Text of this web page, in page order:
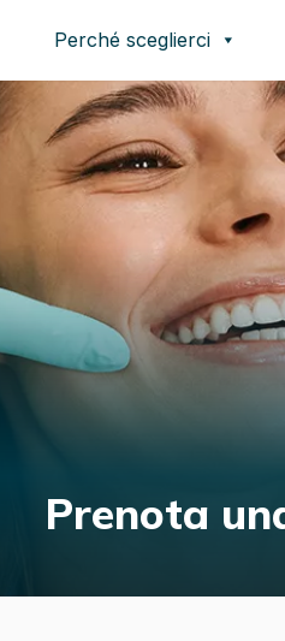
Perché sceglierci
Prenota